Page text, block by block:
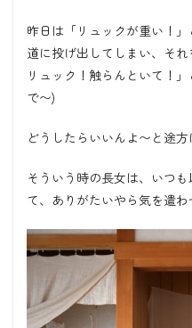
昨日は「リュックが重い！
道に投げ出してしまい、そ
リュック！触らんといて！
で〜)
どうしたらいいんよ〜と途方
そういう時の長女は、いつ
て、ありがたいやら気を遣わ